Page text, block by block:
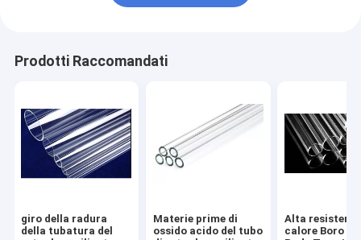
Prodotti Raccomandati
giro della radura
della tubatura del
Materie prime di
ossido acido del tubo
Alta
calore Boro